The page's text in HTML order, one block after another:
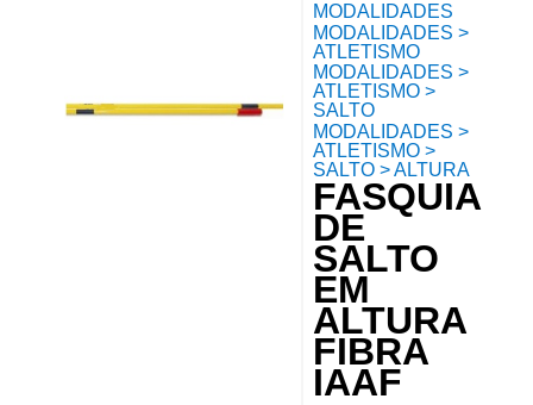
MODALIDADES
MODALIDADES >
ATLETISMO
MODALIDADES >
ATLETISMO >
SALTO
MODALIDADES >
ATLETISMO >
SALTO > ALTURA
FASQUIA
DE
SALTO
EM
ALTURA
FIBRA
IAAF